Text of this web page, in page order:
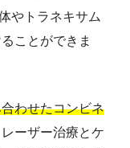
やトラネキサム
ことができま
わせたコンビネ
ーザー治療とケ